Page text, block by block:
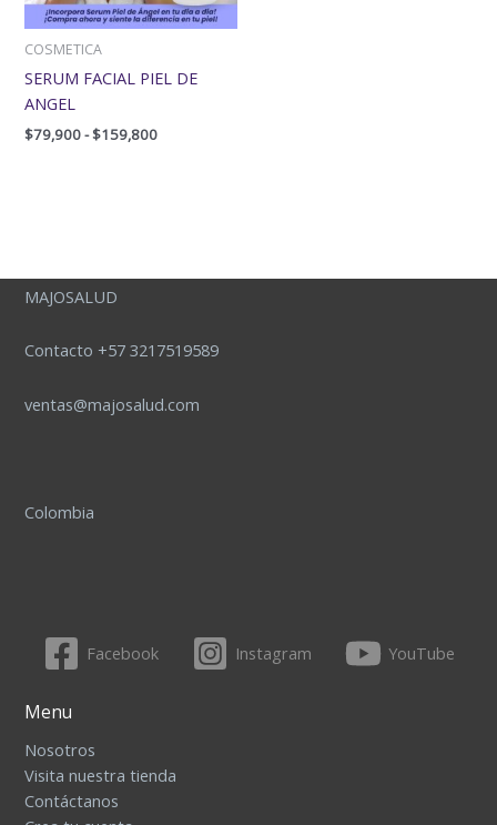
COSMETICA
SERUM FACIAL PIEL DE
ANGEL
$79,900-$159,800
MAJOSALUD
Contacto +57 3217519589
ventas@majosalud.com
Colombia
Facebook Instagram YouTube
Menu
Nosotros
Visita nuestra tienda
Contáctanos